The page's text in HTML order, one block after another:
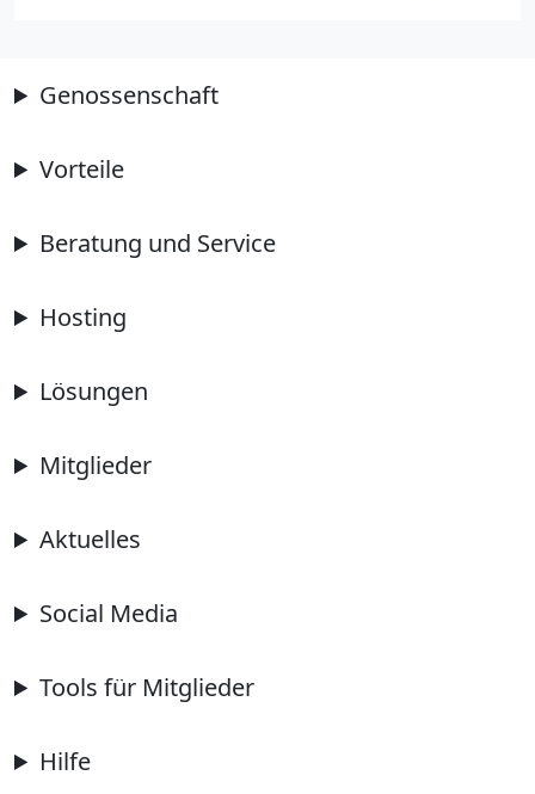
Genossenschaft
Vorteile
Beratung und Service
Hosting
Lösungen
Mitglieder
Aktuelles
Social Media
Tools für Mitglieder
Hilfe